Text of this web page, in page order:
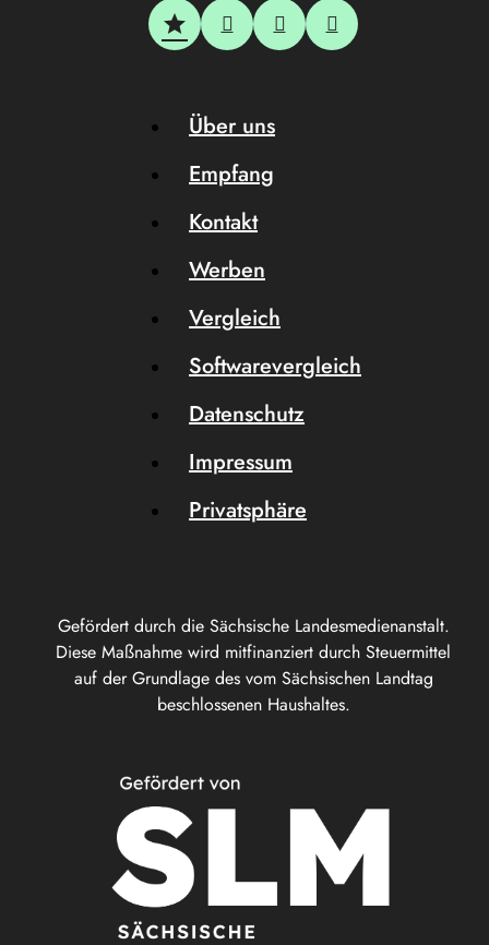
Gefördert durch die Sächsische Landesmedienanstalt.
Diese Maßnahme wird mitfinanziert durch Steuermittel
auf der Grundlage des vom Sächsischen Landtag
beschlossenen Haushaltes.
Über uns
Empfang
Kontakt
Werben
Vergleich
Softwarevergleich
Datenschutz
Impressum
Privatsphäre